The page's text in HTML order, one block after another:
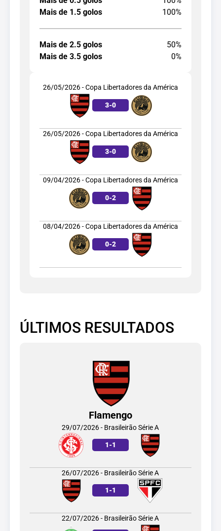
Mais de 1.5 golos
100%
Mais de 2.5 golos
50%
Mais de 3.5 golos
0%
26/05/2026 - Copa Libertadores da América
3-0
26/05/2026 - Copa Libertadores da América
3-0
09/04/2026 - Copa Libertadores da América
0-2
08/04/2026 - Copa Libertadores da América
0-2
ÚLTIMOS RESULTADOS
Flamengo
29/07/2026 - Brasileirão Série A
1-1
26/07/2026 - Brasileirão Série A
1-1
22/07/2026 - Brasileirão Série A